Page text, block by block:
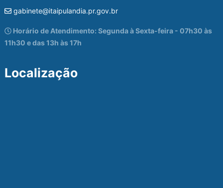
gabinete@itaipulandia.pr.gov.br
Horário de Atendimento: Segunda à Sexta-feira - 07h30 às
11h30 e das 13h às 17h
Localização